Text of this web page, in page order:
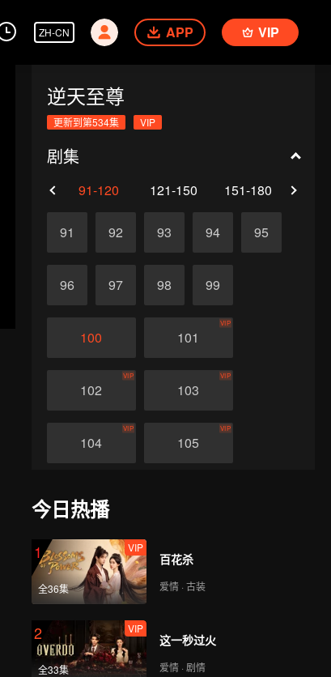
ZH-CN APP VIP
逆天至尊
更新到第534集 VIP
剧集
91-120 121-150 151-180
91 92 93 94 95
96 97 98 99
100 101
VIP
102
VIP
103
VIP
104
VIP
105
VIP
106
108
110
VIP
112
VIP
今日热播
1
全36集
VIP
百花杀
爱情 · 古装
2
全33集
VIP
这一秒过火
爱情 · 剧情